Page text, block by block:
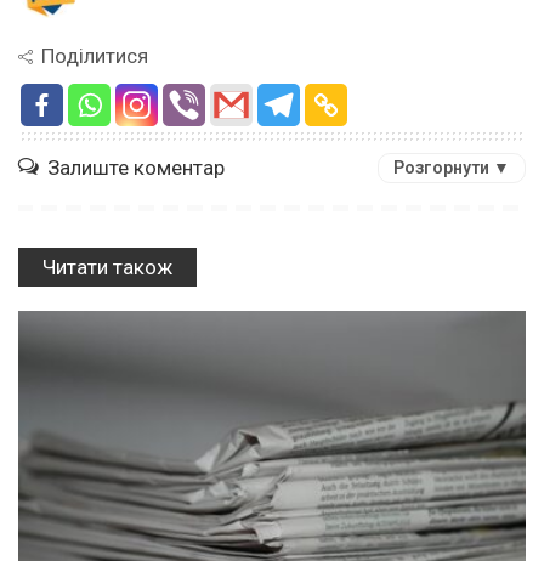
Поділитися
Залиште коментар Розгорнути ▼
Читати також